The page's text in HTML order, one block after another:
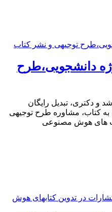
دانشجویی،طرح
و دکتری، تبدیل رایگان
به کتاب، مشاوره طرح توجیهی
های هوش مصنوعی
در تدوین کتابهای هوش